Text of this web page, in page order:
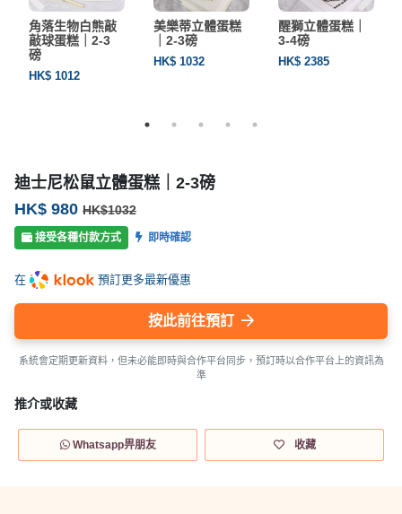
角落生物白熊敲
敲球蛋糕｜2-3
磅
HK$ 1012
美樂蒂立體蛋糕
｜2-3磅
HK$ 1032
醒獅立體蛋糕｜
3-4磅
HK$ 2385
迪士尼松鼠立體蛋糕｜2-3磅
HK$ 980 HK$1032
接受各種付款方式 即時確認
在 預訂更多最新優惠
按此前往預訂
系統會定期更新資料，但未必能即時與合作平台同步，預訂時以合作平台上的資訊為
準
推介或收藏
Whatsapp畀朋友 收藏